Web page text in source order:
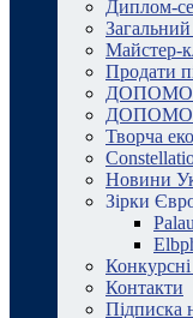
Диплом-
Загальний
Майстер-
Продати
Творча
Новини
Зірки
Конкурсні
Контакти
Підписка